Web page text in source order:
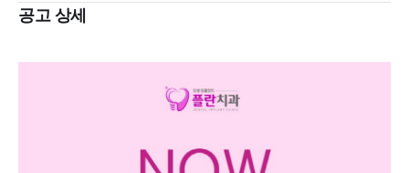
공고 상세